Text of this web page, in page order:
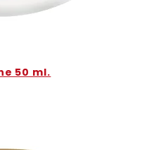
50 ml.